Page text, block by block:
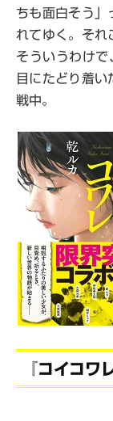
ちも面白そう」
れてゆく。それ
そういうわけ
目にたどり着い
戦中。
『コイコワ